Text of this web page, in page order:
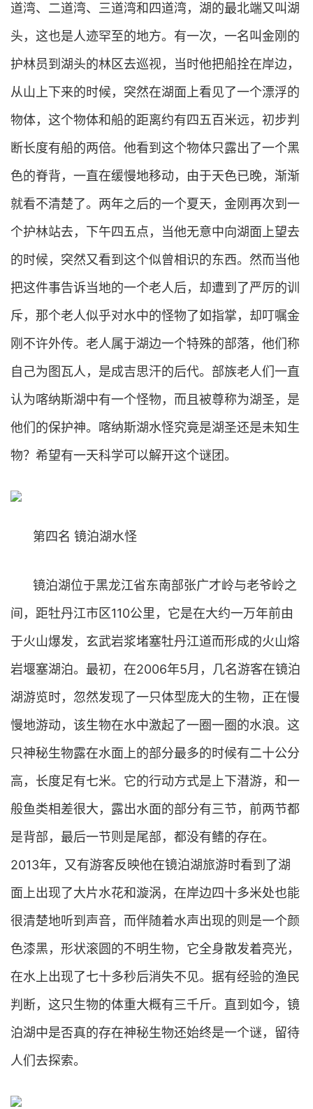
道湾、二道湾、三道湾和四道湾，湖的最北端又叫湖
头，这也是人迹罕至的地方。有一次，一名叫金刚的
护林员到湖头的林区去巡视，当时他把船拴在岸边，
从山上下来的时候，突然在湖面上看见了一个漂浮的
物体，这个物体和船的距离约有四五百米远，初步判
断长度有船的两倍。他看到这个物体只露出了一个黑
色的脊背，一直在缓慢地移动，由于天色已晚，渐渐
就看不清楚了。两年之后的一个夏天，金刚再次到一
个护林站去，下午四五点，当他无意中向湖面上望去
的时候，突然又看到这个似曾相识的东西。然而当他
把这件事告诉当地的一个老人后，却遭到了严厉的训
斥，那个老人似乎对水中的怪物了如指掌，却叮嘱金
刚不许外传。老人属于湖边一个特殊的部落，他们称
自己为图瓦人，是成吉思汗的后代。部族老人们一直
认为喀纳斯湖中有一个怪物，而且被尊称为湖圣，是
他们的保护神。喀纳斯湖水怪究竟是湖圣还是未知生
物？希望有一天科学可以解开这个谜团。
第四名 镜泊湖水怪
镜泊湖位于黑龙江省东南部张广才岭与老爷岭之
间，距牡丹江市区110公里，它是在大约一万年前由
于火山爆发，玄武岩浆堵塞牡丹江道而形成的火山熔
岩堰塞湖泊。最初，在2006年5月，几名游客在镜泊
湖游览时，忽然发现了一只体型庞大的生物，正在慢
慢地游动，该生物在水中激起了一圈一圈的水浪。这
只神秘生物露在水面上的部分最多的时候有二十公分
高，长度足有七米。它的行动方式是上下潜游，和一
般鱼类相差很大，露出水面的部分有三节，前两节都
是背部，最后一节则是尾部，都没有鳍的存在。
2013年，又有游客反映他在镜泊湖旅游时看到了湖
面上出现了大片水花和漩涡，在岸边四十多米处也能
很清楚地听到声音，而伴随着水声出现的则是一个颜
色漆黑，形状滚圆的不明生物，它全身散发着亮光，
在水上出现了七十多秒后消失不见。据有经验的渔民
判断，这只生物的体重大概有三千斤。直到如今，镜
泊湖中是否真的存在神秘生物还始终是一个谜，留待
人们去探索。